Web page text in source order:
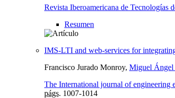
Revista Iberoamericana de Tecnologías
Resumen
IMS-LTI and web-services for
Francisco Jurado Monroy, Miguel Ángel
The International journal of engineering
págs. 1007-1014